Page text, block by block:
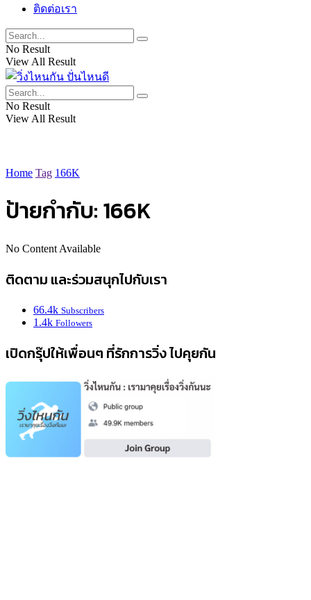
ติดต่อเรา
No Result
View All Result
No Result
View All Result
Home Tag 166K
ป้ายกำกับ:166K
No Content Available
ติดตาม และร่วมสนุกไปกับเรา
66.4k Subscribers
1.4k Followers
เปิดกรุ๊ปให้เพื่อนๆ ที่รักการวิ่ง ไปคุยกัน